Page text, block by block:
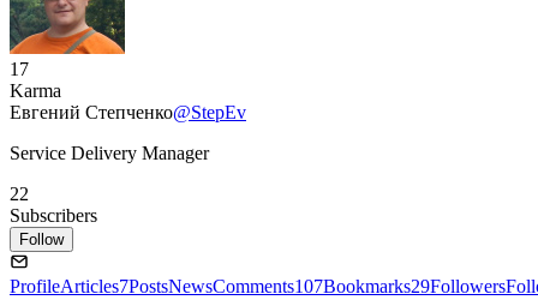
17
Karma
Евгений Степченко@StepEv
Service Delivery Manager
22
Subscribers
Follow
ProfileArticles7PostsNewsComments107Bookmarks29Followers